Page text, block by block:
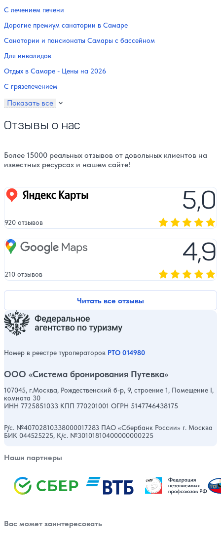
С лечением печени
Дорогие премиум санатории в Самаре
Санатории и пансионаты Самары с бассейном
Для инвалидов
Отдых в Самаре - Цены на 2026
С грязелечением
Показать все
Отзывы о нас
Более 15000 реальных отзывов от довольных клиентов на
известных ресурсах и нашем сайте!
Читать все отзывы
Яндекс карты 5,0
920 отзывов
Google Maps 4,9
210 отзывов
Номер в реестре туроператоров РТО 014980
ООО «Система бронирования Путевка»
107045, г.Москва, Рождественский б-р, 9, строение 1, Помещение I,
комната 30
ИНН 7725851033 КПП 770201001 ОГРН 5147746438175
Р/с. №40702810338000017283 ПАО «Сбербанк России» г. Москва
БИК 044525225, К/с. №30101810400000000225
Наши партнеры
Вас может заинтересовать